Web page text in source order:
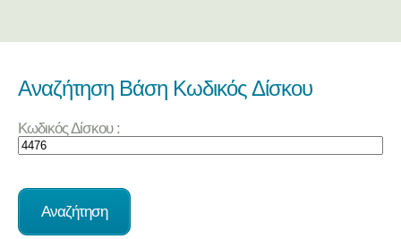
Αναζήτηση Βάση Κωδικός Δίσκου
Κωδικός Δίσκου :